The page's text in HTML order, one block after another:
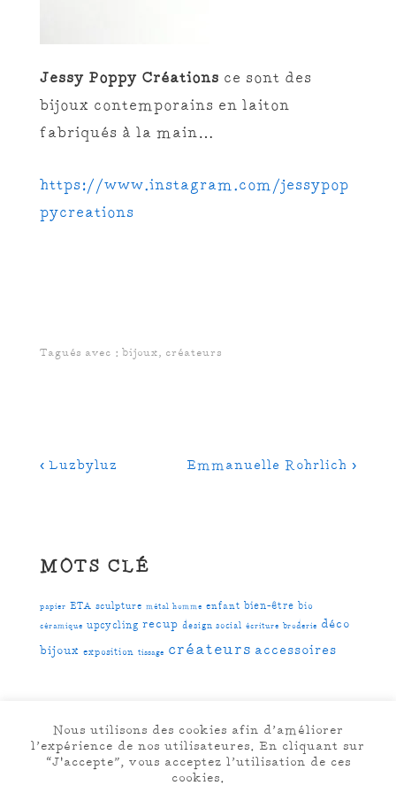
Jessy Poppy Créations ce sont des
bijoux contemporains en laiton
fabriqués à la main…
https://www.instagram.com/jessypop
pycreations
Tagués avec : bijoux, créateurs
Navigation
Previous
‹ Luzbyluz
Next
Emmanuelle Rohrlich ›
MOTS CLÉ
papier ETA sculpture métal homme enfant bien-être bio
céramique upcycling recup design social écriture broderie déco
bijoux exposition tissage créateurs accessoires
Menu
Nous utilisons des cookies afin d’améliorer
l’expérience de nos utilisateures. En cliquant sur
“J'accepte”, vous acceptez l’utilisation de ces
cookies.